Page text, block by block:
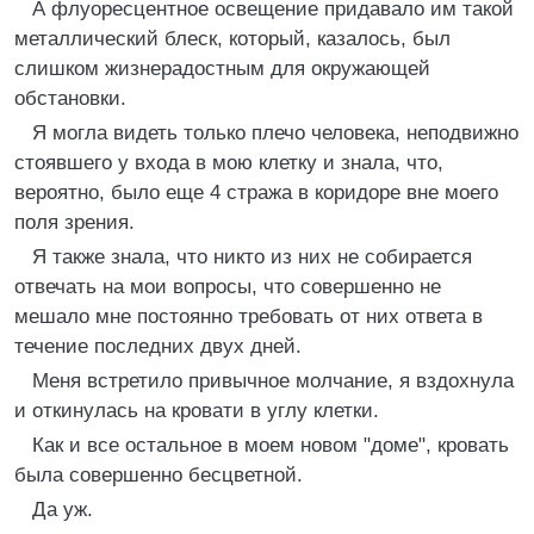
А флуоресцентное освещение придавало им такой
металлический блеск, который, казалось, был
слишком жизнерадостным для окружающей
обстановки.
Я могла видеть только плечо человека, неподвижно
стоявшего у входа в мою клетку и знала, что,
вероятно, было еще 4 стража в коридоре вне моего
поля зрения.
Я также знала, что никто из них не собирается
отвечать на мои вопросы, что совершенно не
мешало мне постоянно требовать от них ответа в
течение последних двух дней.
Меня встретило привычное молчание, я вздохнула
и откинулась на кровати в углу клетки.
Как и все остальное в моем новом "доме", кровать
была совершенно бесцветной.
Да уж.